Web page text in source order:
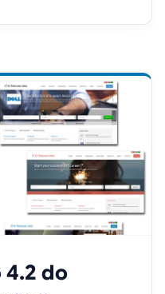
4.2 do